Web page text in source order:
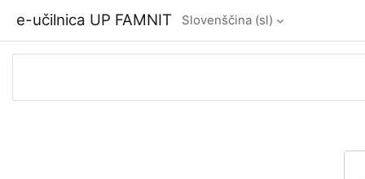
e-učilnica UP FAMNIT Slovenščina ‎(sl)‎